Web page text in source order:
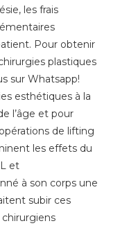
les frais
Pour obtenir
plastiques
sur Whatsapp!
esthétiques à la
l’âge et pour
de lifting
les effets du
et
à son corps une
subir ces
chirurgiens